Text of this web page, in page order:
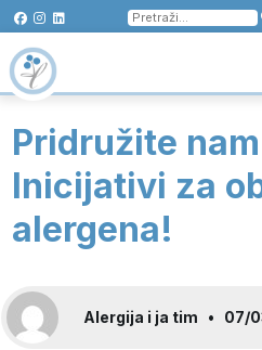
Pretraga
za:
Pridružite
Inicijativi za
alergena!
Alergija i ja tim • 07/